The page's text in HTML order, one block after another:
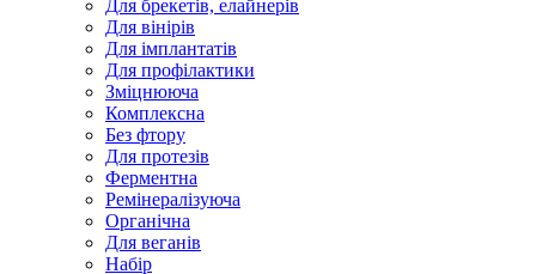
Для брекетів, елайнерів
Для вінірів
Для імплантатів
Для профілактики
Зміцнююча
Комплексна
Без фтору
Для протезів
Ферментна
Ремінералізуюча
Органічна
Для веганів
Набір